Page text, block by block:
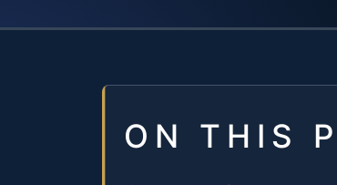
ON THIS